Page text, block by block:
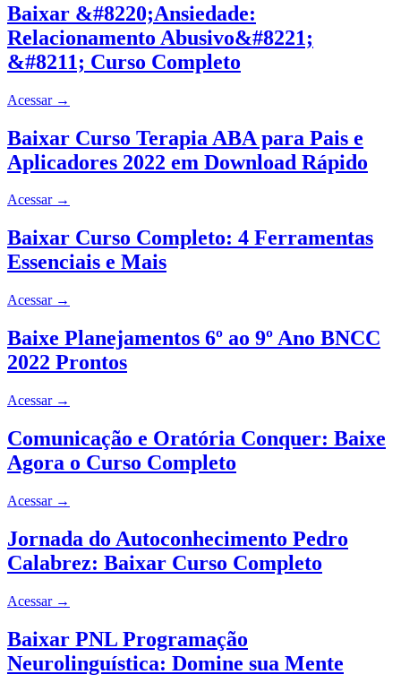
Baixar &#8220;Ansiedade:
Relacionamento Abusivo&#8221;
&#8211; Curso Completo
Acessar →
Baixar Curso Terapia ABA para Pais e
Aplicadores 2022 em Download Rápido
Acessar →
Baixar Curso Completo: 4 Ferramentas
Essenciais e Mais
Acessar →
Baixe Planejamentos 6º ao 9º Ano BNCC
2022 Prontos
Acessar →
Comunicação e Oratória Conquer: Baixe
Agora o Curso Completo
Acessar →
Jornada do Autoconhecimento Pedro
Calabrez: Baixar Curso Completo
Acessar →
Baixar PNL Programação
Neurolinguística: Domine sua Mente